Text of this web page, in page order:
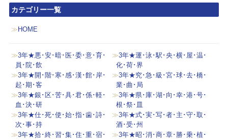
カテゴリー一覧
HOME
3年★悪･安･暗･医･委･意･育･
員･院･飲
3年★運･泳･駅･央･横･屋･温･
化･荷･界
3年★開･階･寒･感･漢･館･岸･
起･期･客
3年★究･急･級･宮･球･去･橋･
業･曲･局
3年★銀･区･苦･具･君･係･軽･
血･決･研
3年★県･庫･湖･向･幸･港･号･
根･祭･皿
3年★仕･死･使･始･指･歯･詩･
次･事･持
3年★式･実･写･者･主･守･取･
酒･受･州
3年★拾･終･習･集･住･重･宿･
3年★昭･消･商･章･勝･乗･植･